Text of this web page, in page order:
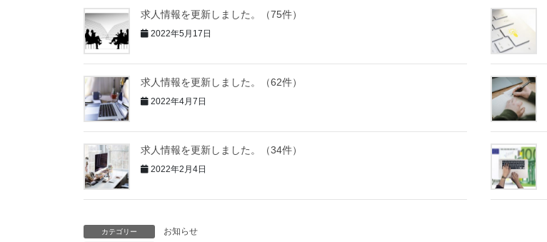
求人情報を更新しました。（75件）
2022年5月17日
求人情報を更新しました。（62件）
2022年4月7日
求人情報を更新しました。（34件）
2022年2月4日
カテゴリー お知らせ